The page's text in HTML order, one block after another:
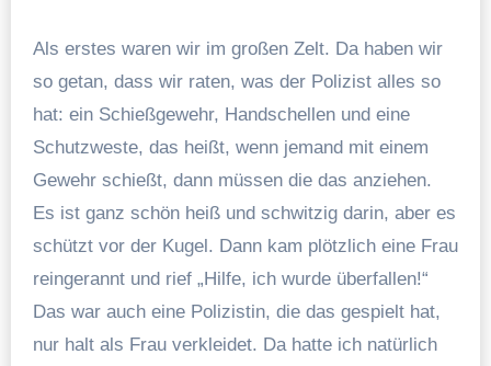
Als erstes waren wir im großen Zelt. Da haben wir
so getan, dass wir raten, was der Polizist alles so
hat: ein Schießgewehr, Handschellen und eine
Schutzweste, das heißt, wenn jemand mit einem
Gewehr schießt, dann müssen die das anziehen.
Es ist ganz schön heiß und schwitzig darin, aber es
schützt vor der Kugel. Dann kam plötzlich eine Frau
reingerannt und rief „Hilfe, ich wurde überfallen!“
Das war auch eine Polizistin, die das gespielt hat,
nur halt als Frau verkleidet. Da hatte ich natürlich